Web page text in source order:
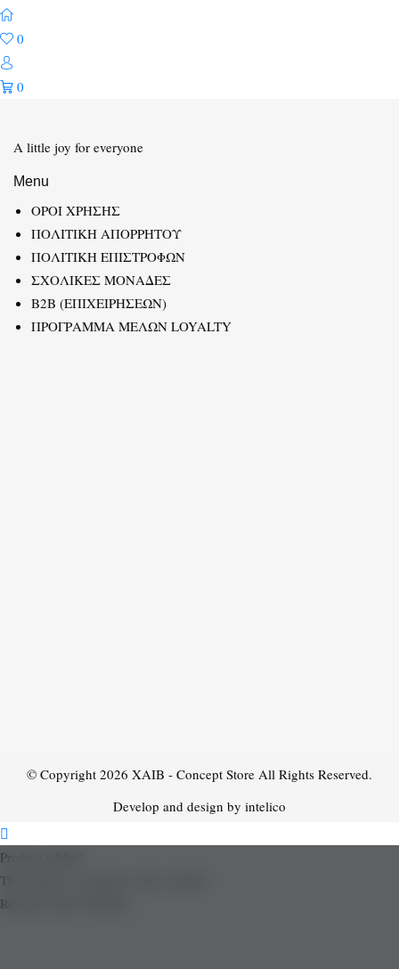
0
0
A little joy for everyone
Menu
ΟΡΟΙ ΧΡΗΣΗΣ
ΠΟΛΙΤΙΚΗ ΑΠΟΡΡΗΤΟΥ
ΠΟΛΙΤΙΚΗ ΕΠΙΣΤΡΟΦΩΝ
ΣΧΟΛΙΚΕΣ ΜΟΝΑΔΕΣ
B2B (ΕΠΙΧΕΙΡΗΣΕΩΝ)
ΠΡΟΓΡΑΜΜΑ ΜΕΛΩΝ LOYALTY
© Copyright 2026 XAIB - Concept Store All Rights Reserved.
Develop and design by intelico
Product added!
The product is already in the wishlist!
Removed from Wishlist